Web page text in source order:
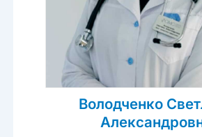
Володченко